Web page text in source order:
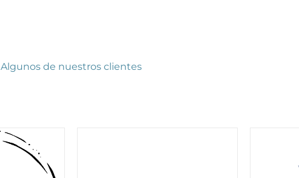
Algunos de nuestros clientes